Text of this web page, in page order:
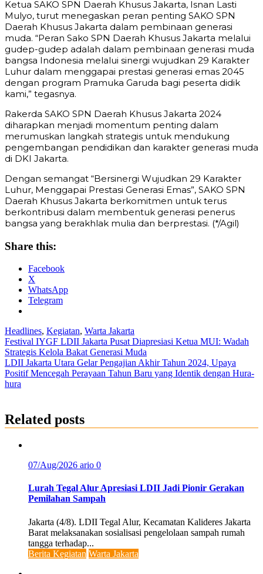
Ketua SAKO SPN Daerah Khusus Jakarta, Isnan Lasti
Mulyo, turut menegaskan peran penting SAKO SPN
Daerah Khusus Jakarta dalam pembinaan generasi
muda. “Peran Sako SPN Daerah Khusus Jakarta melalui
gudep-gudep adalah dalam pembinaan generasi muda
bangsa Indonesia melalui sinergi wujudkan 29 Karakter
Luhur dalam menggapai prestasi generasi emas 2045
dengan program Pramuka Garuda bagi peserta didik
kami,” tegasnya.
Rakerda SAKO SPN Daerah Khusus Jakarta 2024
diharapkan menjadi momentum penting dalam
merumuskan langkah strategis untuk mendukung
pengembangan pendidikan dan karakter generasi muda
di DKI Jakarta.
Dengan semangat “Bersinergi Wujudkan 29 Karakter
Luhur, Menggapai Prestasi Generasi Emas”, SAKO SPN
Daerah Khusus Jakarta berkomitmen untuk terus
berkontribusi dalam membentuk generasi penerus
bangsa yang berakhlak mulia dan berprestasi. (*/Agil)
Share this:
Facebook
X
WhatsApp
Telegram
Headlines, Kegiatan, Warta Jakarta
Post
navigation
Festival IYGF LDII Jakarta Pusat Diapresiasi Ketua MUI: Wadah
Strategis Kelola Bakat Generasi Muda
LDII Jakarta Utara Gelar Pengajian Akhir Tahun 2024, Upaya
Positif Mencegah Perayaan Tahun Baru yang Identik dengan Hura-
hura
Related posts
07/Aug/2026 ario 0
Lurah Tegal Alur Apresiasi LDII Jadi Pionir Gerakan
Pemilahan Sampah
Jakarta (4/8). LDII Tegal Alur, Kecamatan Kalideres Jakarta
Barat melaksanakan sosialisasi pengelolaan sampah rumah
tangga terhadap...
Berita Kegiatan Warta Jakarta